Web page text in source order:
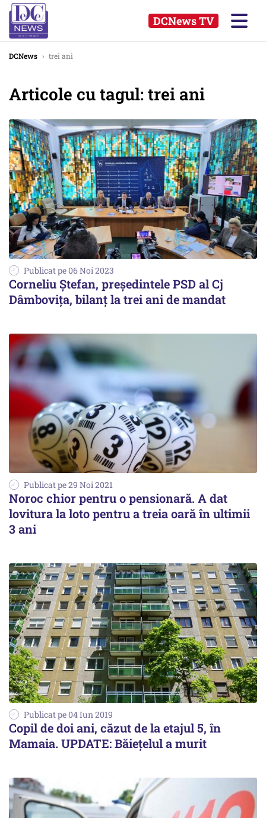
DCNews TV
DCNews › trei ani
Articole cu tagul: trei ani
Publicat pe 06 Noi 2023
Corneliu Ștefan, președintele PSD al Cj
Dâmbovița, bilanț la trei ani de mandat
Publicat pe 29 Noi 2021
Noroc chior pentru o pensionară. A dat
lovitura la loto pentru a treia oară în ultimii
3 ani
Publicat pe 04 Iun 2019
Copil de doi ani, căzut de la etajul 5, în
Mamaia. UPDATE: Băiețelul a murit